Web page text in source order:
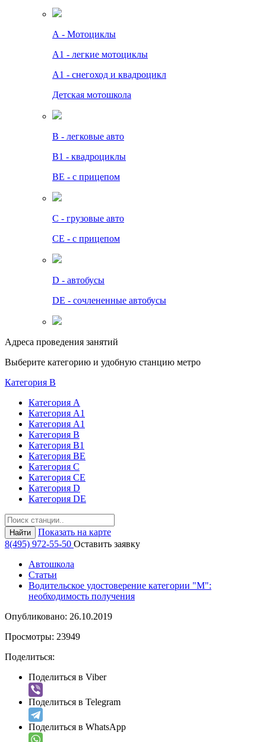
А - Мотоциклы
A1 - легкие мотоциклы
A1 - снегоход и квадроцикл
Детская мотошкола
B - легковые авто
В1 - квадроциклы
BE - с прицепом
C - грузовые авто
СЕ - с прицепом
D - автобусы
DE - сочлененные автобусы
Адреса проведения занятий
Выберите категорию и удобную станцию метро
Категория B
Категория А
Категория А1
Категория А1
Категория В
Категория В1
Категория BE
Категория С
Категория СЕ
Категория D
Категория DE
Найти
Показать на карте
8(495) 972-55-50 Оставить заявку
Автошкола
Статьи
Водительское удостоверение категории "М":
необходимость получения
Опубликовано: 26.10.2019
Просмотры: 23949
Поделиться:
Поделиться в Viber
Поделиться в Telegram
Поделиться в WhatsApp